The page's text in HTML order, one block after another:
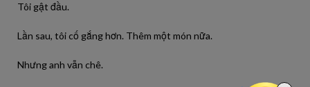
Tôi gật đầu.
Lần sau, tôi cố gắng hơn. Thêm một món nữa.
Nhưng anh vẫn chê.